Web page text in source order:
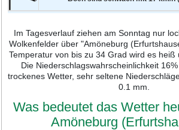
Im Tagesverlauf ziehen am Sonntag nur
Wolkenfelder über "Amöneburg
Temperatur von bis zu 34 Grad wird es heiß
Die Niederschlagswahrscheinlichkeit
trockenes Wetter, sehr seltene
0.1 mm.
Was bedeutet das Wetter
Amöneburg